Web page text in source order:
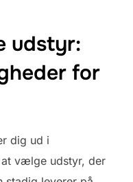
udstyr:
for
dig ud i
vælge udstyr, der